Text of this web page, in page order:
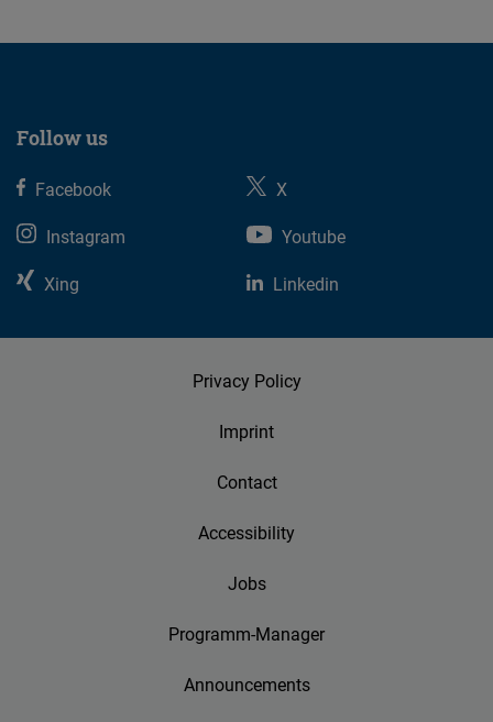
Follow us
Facebook
X
Instagram
Youtube
Xing
Linkedin
Privacy Policy
Imprint
Contact
Accessibility
Jobs
Programm-Manager
Announcements